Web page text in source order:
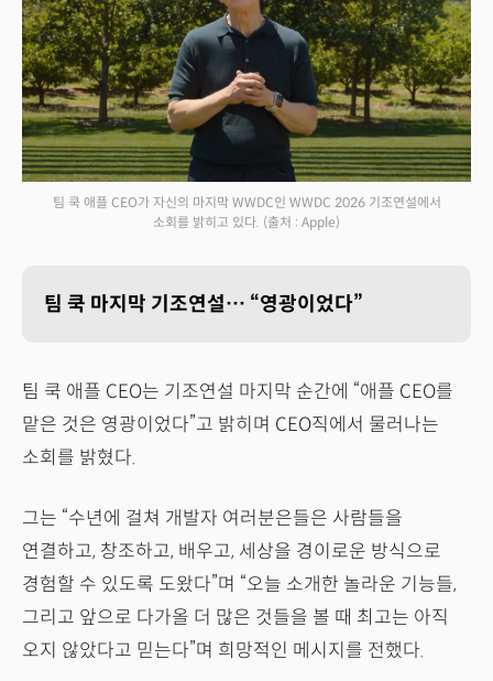
팀 쿡 애플 CEO가 자신의 마지막 WWDC인 WWDC 2026 기조연설에서
소회를 밝히고 있다. (출처 : Apple)
팀 쿡 마지막 기조연설… “영광이었다”
팀 쿡 애플 CEO는 기조연설 마지막 순간에 “애플 CEO를
맡은 것은 영광이었다”고 밝히며 CEO직에서 물러나는
소회를 밝혔다.
그는 “수년에 걸쳐 개발자 여러분은들은 사람들을
연결하고, 창조하고, 배우고, 세상을 경이로운 방식으로
경험할 수 있도록 도왔다”며 “오늘 소개한 놀라운 기능들,
그리고 앞으로 다가올 더 많은 것들을 볼 때 최고는 아직
오지 않았다고 믿는다”며 희망적인 메시지를 전했다.